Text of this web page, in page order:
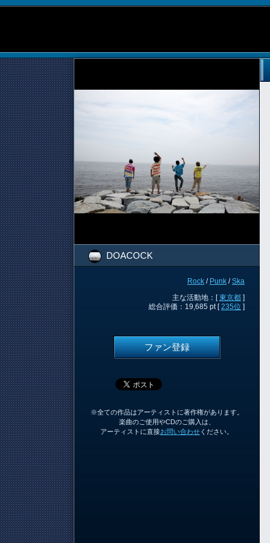
DOACOCK
Rock / Punk /Ska
主な活動地：[東京都 ]
総合評価：19,685 pt [235位 ]
ファン登録
※全ての作品はアーティストに著作権があります。
楽曲のご使用やCDのご購入は、
アーティストに直接お問い合わせ ください。